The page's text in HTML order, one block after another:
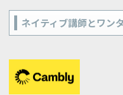
ネイティブ講師とワン